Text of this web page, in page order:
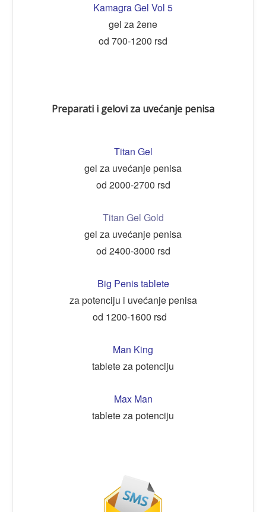
Kamagra Gel Vol 5
gel za žene
od 700-1200 rsd
Preparati i gelovi za uvećanje penisa
Titan Gel
gel za uvećanje penisa
od 2000-2700 rsd
Titan Gel Gold
gel za uvećanje penisa
od 2400-3000 rsd
Big Penis tablete
za potenciju i uvećanje penisa
od 1200-1600 rsd
Man King
tablete za potenciju
Max Man
tablete za potenciju